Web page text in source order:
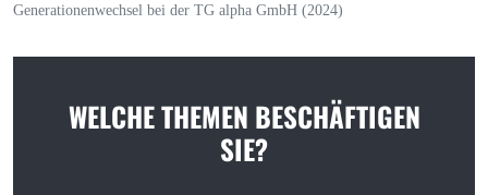
Generationenwechsel bei der TG alpha GmbH (2024)
WELCHE THEMEN BESCHÄFTIGEN
SIE?